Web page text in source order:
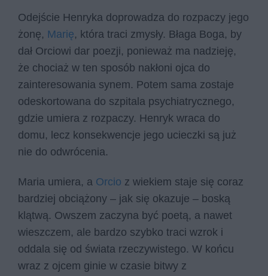
Odejście Henryka doprowadza do rozpaczy jego
żonę, Marię, która traci zmysły. Błaga Boga, by
dał Orciowi dar poezji, ponieważ ma nadzieję,
że chociaż w ten sposób nakłoni ojca do
zainteresowania synem. Potem sama zostaje
odeskortowana do szpitala psychiatrycznego,
gdzie umiera z rozpaczy. Henryk wraca do
domu, lecz konsekwencje jego ucieczki są już
nie do odwrócenia.
Maria umiera, a Orcio z wiekiem staje się coraz
bardziej obciążony – jak się okazuje – boską
klątwą. Owszem zaczyna być poetą, a nawet
wieszczem, ale bardzo szybko traci wzrok i
oddala się od świata rzeczywistego. W końcu
wraz z ojcem ginie w czasie bitwy z